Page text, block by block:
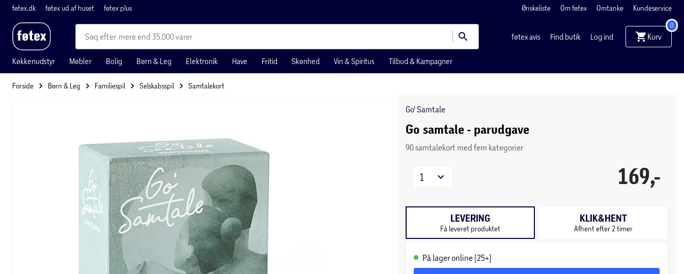
føtex.dk føtex ud af huset føtex plus Ønskeliste Om føtex Omtanke Kundeservice
mere end 35.000 varer føtex avis Find butik Log ind Kurv
0
Køkkenudstyr Møbler Bolig Børn & Leg Elektronik Have Fritid Skønhed Vin & Spiritus Tilbud & Kampagner
Forside Børn & Leg Familiespil Selskabsspil Samtalekort
Go' Samtale
Go samtale - parudgave
90 samtalekort med fem kategorier
169,-
1
LEVERING
Få leveret produktet
KLIK&HENT
Afhent efter 2 timer
På lager online (25+)